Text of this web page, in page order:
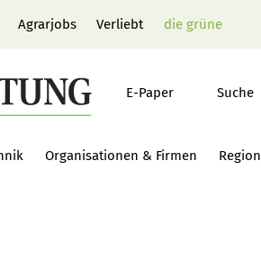
Agrarjobs Verliebt die grüne
E-Paper Suche
Organisationen & Firmen Region